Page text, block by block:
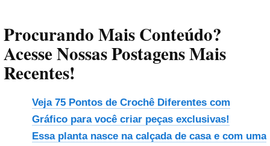
Procurando Mais Conteúdo?
Acesse Nossas Postagens Mais
Recentes!
Veja 75 Pontos de Crochê Diferentes com
Gráfico para você criar peças exclusivas!
Essa planta nasce na calçada de casa e com uma